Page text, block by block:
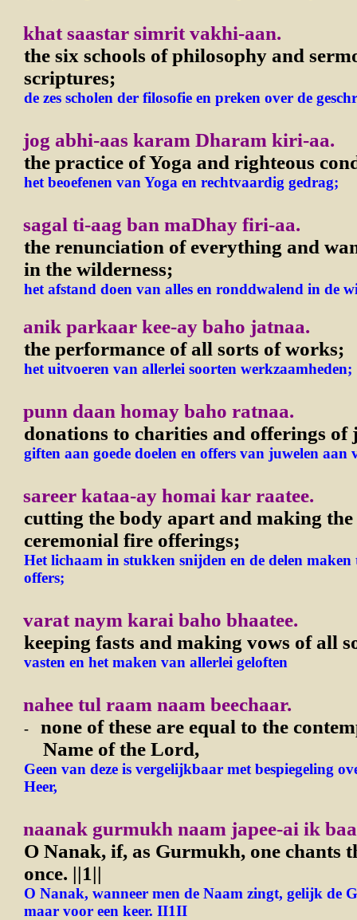
khat saastar simrit vakhi-aan.
the six schools of philosophy and
scriptures;
de zes scholen der filosofie en preken over de
jog abhi-aas karam Dharam kiri-aa.
the practice of Yoga and righteous
het beoefenen van Yoga en rechtvaardig gedrag;
sagal ti-aag ban maDhay firi-aa.
the renunciation of everything and
in the wilderness;
het afstand doen van alles en ronddwalend in de
anik parkaar kee-ay baho jatnaa.
the performance of all sorts of works;
het uitvoeren van allerlei soorten werkzaamheden;
punn daan homay baho ratnaa.
donations to charities and offerings of
giften aan goede doelen en offers van juwelen aan
sareer kataa-ay homai kar raatee.
cutting the body apart and making the
ceremonial fire offerings;
Het lichaam in stukken snijden en de delen
offers;
varat naym karai baho bhaatee.
keeping fasts and making vows of all
vasten en het maken van allerlei geloften
nahee tul raam naam beechaar.
- none of these are equal to the
Name of the Lord,
Geen van deze is vergelijkbaar met bespiegeling
Heer,
naanak gurmukh naam japee-ai ik
O Nanak, if, as Gurmukh, one chants
once. ||1||
O Nanak, wanneer men de Naam zingt, gelijk de
maar voor een keer. II1II